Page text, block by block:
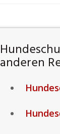
anderen